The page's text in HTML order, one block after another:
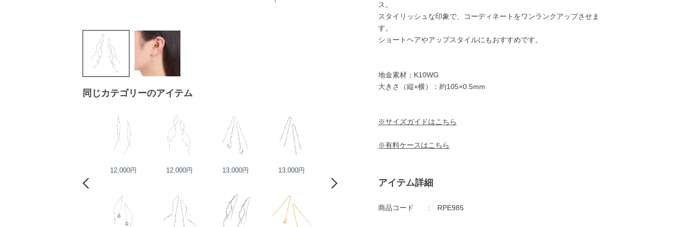
同じカテゴリーのアイテム
12,000円 12,000円 13,000円 13,000円
ス。
スタイリッシュな印象で、コーディネートをワンランクアップさせま
す。
ショートヘアやアップスタイルにもおすすめです。
地金素材：K10WG
大きさ（縦×横）：約105×0.5mm
※サイズガイドはこちら
※有料ケースはこちら
アイテム詳細
商品コード RPE985